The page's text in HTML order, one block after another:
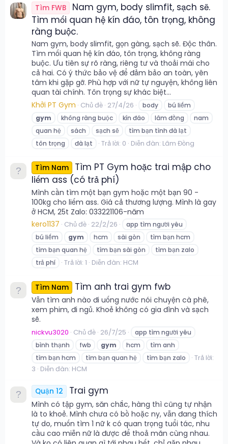
Tìm FWB
Nam gym, body slimfit, sạch sẽ.
Tìm mối quan hệ kín đáo, tôn trọng, không
ràng buộc.
Nam gym, body slimfit, gọn gàng, sạch sẽ. Độc thân.
Tìm mối quan hệ kín đáo, tôn trọng, không ràng
buộc. Ưu tiên sự rõ ràng, riêng tư và thoải mái cho
cả hai. Có ý thức bảo vệ để đảm bảo an toàn, yên
tâm khi gặp gỡ. Phù hợp với nữ tự nguyện, không liên
quan tài chính. Tôn trọng sự khác biệt...
Khởi PT Gym Chủ đề 27/4/26 body
bú liếm
gym
không ràng buộc kín đáo lâm đồng
nam
quan hệ
sách sạch sẽ
tìm bạn tình đà lạt
tôn trọng
đà lạt Trả lời: 0 Diễn đàn: Lâm Đồng
Tìm Nam
Tìm PT Gym hoặc trai mập cho
liếm ass (có trả phí)
Mình cần tìm một bạn gym hoặc một bạn 90 -
100kg cho liếm ass. Giá cả thương lượng. Mình là gay
ở HCM, 25t Zalo: 033221106-năm
kero1137 Chủ đề 22/2/26
app tìm người yêu
bú liếm
gym hcm sài gòn
tìm bạn hcm
tìm bạn quan hệ
tìm bạn sài gòn
tìm bạn zalo
trả phí
Trả lời: 1 Diễn đàn: HCM
Tìm Nam Tìm anh trai gym fwb
Vẫn tìm anh nào đi uống nước nói chuyện cà phê,
xem phim, đi ngủ. Khoẻ không có gia đình và sạch
sẽ.
nickvu3020 Chủ đề 26/7/25
app tìm người yêu
bình thạnh
fwb gym hcm
tìm anh
tìm bạn hcm
tìm bạn quan hệ tìm bạn zalo
Trả lời:
3 Diễn đàn: HCM
Quận 12 Trai gym
Mình có tập gym, săn chắc, hàng thì cũng tự nhận
là to khoẻ. Mình chưa có bồ hoặc ny, vẫn đang thích
tự do, muốn tìm 1 nữ k có quan trọng tuổi tác, nhu
cầu cao miễn nữ là được để thoả mãn cùng nhau.